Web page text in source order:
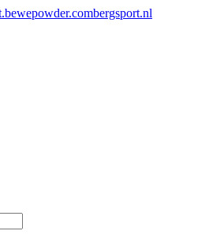
wepowder.combergsport.nl